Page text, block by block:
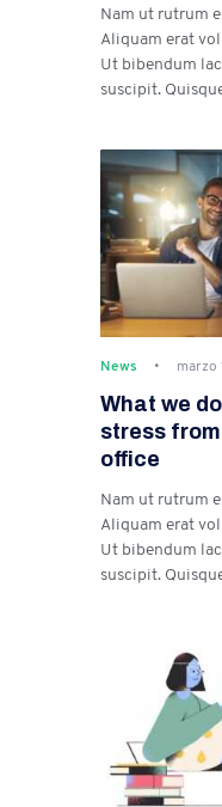
Nam ut rutrum
Aliquam erat
Ut bibendum
suscipit.
News marzo
What we
stress
office
Nam ut rutrum
Aliquam erat
Ut bibendum
suscipit.